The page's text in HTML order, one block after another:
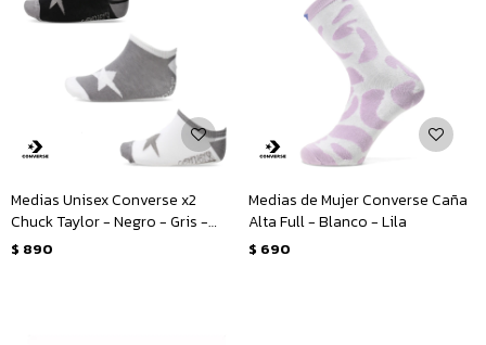
Medias Unisex Converse x2
Chuck Taylor - Negro - Gris -
Blanco
$ 890
Medias de Mujer Converse Caña
Alta Full - Blanco - Lila
$ 690